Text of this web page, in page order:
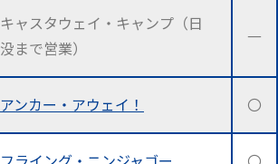
キャスタウェイ・キャンプ（日
没まで営業）
―
アンカー・アウェイ！ 〇